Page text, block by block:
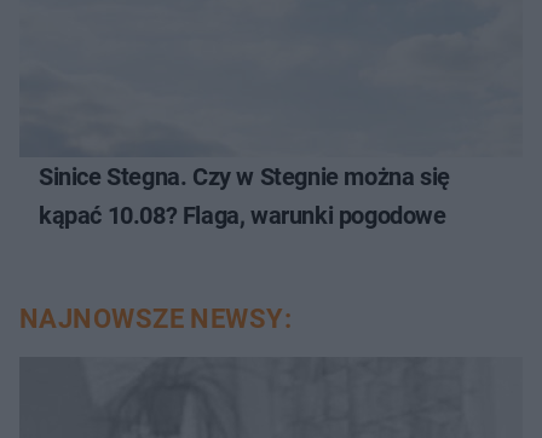
Sinice Stegna. Czy w Stegnie można się
kąpać 10.08? Flaga, warunki pogodowe
NAJNOWSZE NEWSY: